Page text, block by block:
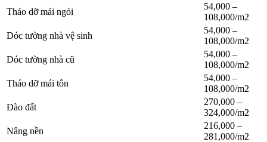
Tháo dỡ mái ngói
54,000 –
108,000/m2
Dóc tường nhà vệ sinh
54,000 –
108,000/m2
Dóc tường nhà cũ
54,000 –
108,000/m2
Tháo dỡ mái tôn
54,000 –
108,000/m2
Đào đất
270,000 –
324,000/m2
Nâng nền
216,000 –
281,000/m2